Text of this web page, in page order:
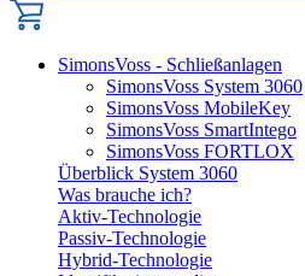
SimonsVoss - Schließanlagen
SimonsVoss System 3060
SimonsVoss MobileKey
SimonsVoss SmartIntego
SimonsVoss FORTLOX
Überblick System 3060
Was brauche ich?
Aktiv-Technologie
Passiv-Technologie
Hybrid-Technologie